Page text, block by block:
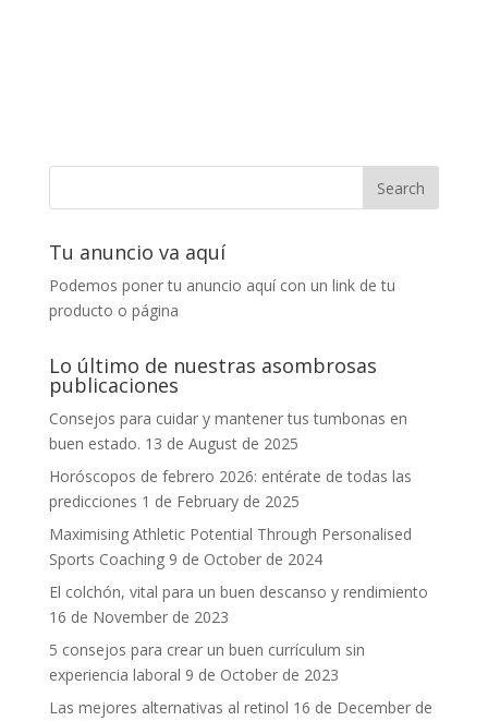
Tu anuncio va aquí
Podemos poner tu anuncio aquí con un link de tu
producto o página
Lo último de nuestras asombrosas
publicaciones
Consejos para cuidar y mantener tus tumbonas en
buen estado. 13 de August de 2025
Horóscopos de febrero 2026: entérate de todas las
predicciones 1 de February de 2025
Maximising Athletic Potential Through Personalised
Sports Coaching 9 de October de 2024
El colchón, vital para un buen descanso y rendimiento
16 de November de 2023
5 consejos para crear un buen currículum sin
experiencia laboral 9 de October de 2023
Las mejores alternativas al retinol 16 de December de